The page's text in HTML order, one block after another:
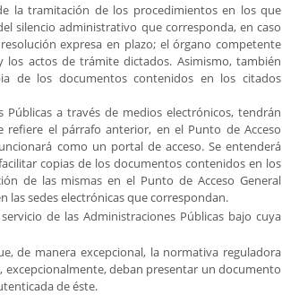
la tramitación de los procedimientos en los que
silencio administrativo que corresponda, en caso
expresa en plazo; el órgano competente
actos de trámite dictados. Asimismo, también
de los documentos contenidos en los citados
Públicas a través de medios electrónicos, tendrán
el párrafo anterior, en el Punto de Acceso
como un portal de acceso. Se entenderá
copias de los documentos contenidos en los
de las mismas en el Punto de Acceso General
las sedes electrónicas que correspondan.
de las Administraciones Públicas bajo cuya
de manera excepcional, la normativa reguladora
excepcionalmente, deban presentar un documento
de éste.